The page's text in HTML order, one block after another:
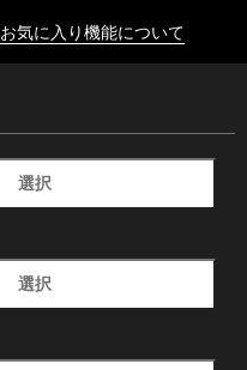
お気に入り機能について
選択
選択